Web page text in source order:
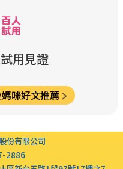
用見證
咪好文推薦
份有限公司
2886